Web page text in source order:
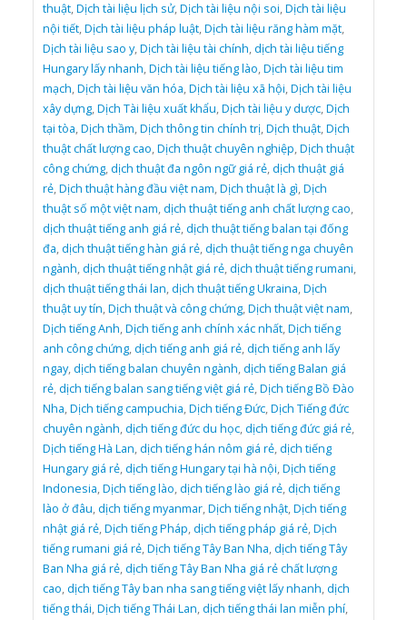
thuật,Dịch tài liệu lịch sử,Dịch tài liệu nội soi,Dịch tài liệu
nội tiết,Dịch tài liệu pháp luật,Dịch tài liệu răng hàm mặt,
Dịch tài liệu sao y,Dịch tài liệu tài chính,dịch tài liệu tiếng
Hungary lấy nhanh,Dịch tài liệu tiếng lào,Dịch tài liệu tim
mạch,Dịch tài liệu văn hóa,Dịch tài liệu xã hội,Dịch tài liệu
xây dựng,Dịch Tài liệu xuất khẩu,Dịch tài liệu y dược,Dịch
tại tòa,Dịch thầm,Dịch thông tin chính trị,Dịch thuật,Dịch
thuật chất lượng cao,Dịch thuật chuyên nghiệp,Dịch thuật
công chứng,dịch thuật đa ngôn ngữ giá rẻ,dịch thuật giá
rẻ,Dịch thuật hàng đầu việt nam,Dịch thuật là gì,Dịch
thuật số một việt nam,dịch thuật tiếng anh chất lượng cao,
dịch thuật tiếng anh giá rẻ,dịch thuật tiếng balan tại đống
đa,dịch thuật tiếng hàn giá rẻ,dịch thuật tiếng nga chuyên
ngành,dịch thuật tiếng nhật giá rẻ,dịch thuật tiếng rumani,
dịch thuật tiếng thái lan,dịch thuật tiếng Ukraina,Dịch
thuật uy tín,Dịch thuật và công chứng,Dịch thuật việt nam,
Dịch tiếng Anh,Dịch tiếng anh chính xác nhất,Dịch tiếng
anh công chứng,dịch tiếng anh giá rẻ,dịch tiếng anh lấy
ngay,dịch tiếng balan chuyên ngành,dịch tiếng Balan giá
rẻ,dịch tiếng balan sang tiếng việt giá rẻ,Dịch tiếng Bồ Đào
Nha,Dịch tiếng campuchia,Dịch tiếng Đức,Dịch Tiếng đức
chuyên ngành,dịch tiếng đức du học,dịch tiếng đức giá rẻ,
Dịch tiếng Hà Lan,dịch tiếng hán nôm giá rẻ,dịch tiếng
Hungary giá rẻ,dịch tiếng Hungary tại hà nội,Dịch tiếng
Indonesia,Dịch tiếng lào,dịch tiếng lào giá rẻ,dịch tiếng
lào ở đâu,dịch tiếng myanmar,Dịch tiếng nhật,Dịch tiếng
nhật giá rẻ,Dịch tiếng Pháp,dịch tiếng pháp giá rẻ,Dịch
tiếng rumani giá rẻ,Dịch tiếng Tây Ban Nha,dịch tiếng Tây
Ban Nha giá rẻ,dịch tiếng Tây Ban Nha giá rẻ chất lượng
cao,dịch tiếng Tây ban nha sang tiếng việt lấy nhanh,dịch
tiếng thái,Dịch tiếng Thái Lan,dịch tiếng thái lan miễn phí,